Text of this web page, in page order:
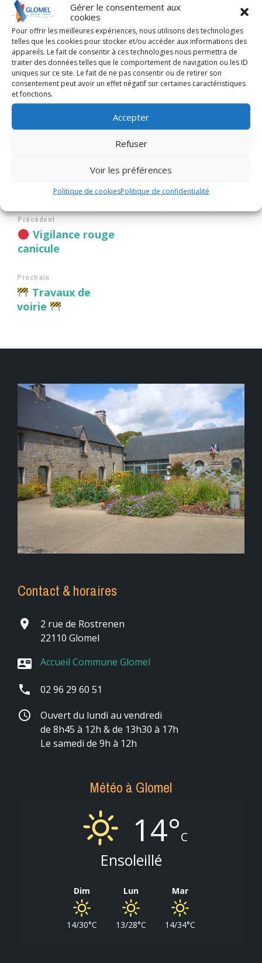
Gérer le consentement aux
cookies
Pour offrir les meilleures expériences, nous utilisons des technologies
telles que les cookies pour stocker et/ou accéder aux informations des
appareils. Le fait de consentir à ces technologies nous permettra de
traiter des données telles que le comportement de navigation ou les ID
uniques sur ce site. Le fait de ne pas consentir ou de retirer son
consentement peut avoir un effet négatif sur certaines caractéristiques
et fonctions.
Accepter
Refuser
Voir les préférences
Politique de cookiesPolitique de confidentialité
notamment des personnes âgées, isolées ou
fragiles ;
En cas de malaise ou de signes de coup de
chaleur, appelez immédiatement le 15, le 18 ou le
112 ;
Mairie de Glomel
Précédent
Vigilance rouge
canicule
Prochain
Travaux de
voirie
Contact & horaires
place
2 rue de Rostrenen
22110 Glomel
contact_mail Accueil Commune Glomel
phone 02 96 29 60 51
schedule
Ouvert du lundi au vendredi
de 8h45 à 12h & de 13h30 à 17h
Le samedi de 9h à 12h
Météo à Glomel
14°C
Ensoleillé
Dim
14/30°C
Lun
13/28°C
Mar
14/34°C